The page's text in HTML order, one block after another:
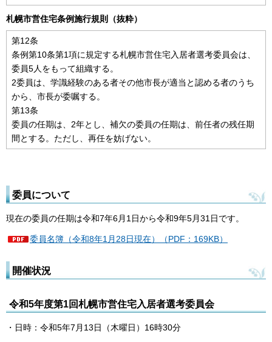
札幌市営住宅条例施行規則（抜粋）
第12条
条例第10条第1項に規定する札幌市営住宅入居者選考委員会は、
委員5人をもって組織する。
2委員は、学識経験のある者その他市長が適当と認める者のうち
から、市長が委嘱する。
第13条
委員の任期は、2年とし、補欠の委員の任期は、前任者の残任期
間とする。ただし、再任を妨げない。
委員について
現在の委員の任期は令和7年6月1日から令和9年5月31日です。
委員名簿（令和8年1月28日現在）（PDF：169KB）
開催状況
令和5年度第1回札幌市営住宅入居者選考委員会
・日時：令和5年7月13日（木曜日）16時30分